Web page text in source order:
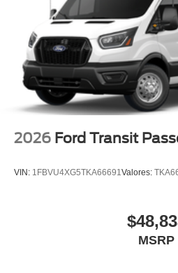
2026 Ford Transit
VIN: 1FBVU4XG5TKA66691Valores:
MSRP